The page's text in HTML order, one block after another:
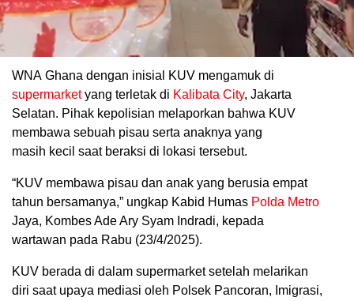
WNA Ghana dengan inisial KUV mengamuk di
supermarketyang terletak di Kalibata City, Jakarta
Selatan. Pihak kepolisian melaporkan bahwa KUV
membawa sebuah pisau serta anaknya yang
masih kecil saat beraksi di lokasi tersebut.
“KUV membawa pisau dan anak yang berusia empat
tahun bersamanya,” ungkap Kabid Humas Polda Metro
Jaya, Kombes Ade Ary Syam Indradi, kepada
wartawan pada Rabu (23/4/2025).
KUV berada di dalam supermarket setelah melarikan
diri saat upaya mediasi oleh Polsek Pancoran, Imigrasi,